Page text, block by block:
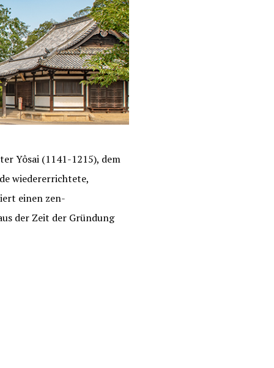
Yôsai (1141-1215), dem
wiedererrichtete,
einen zen-
der Zeit der Gründung